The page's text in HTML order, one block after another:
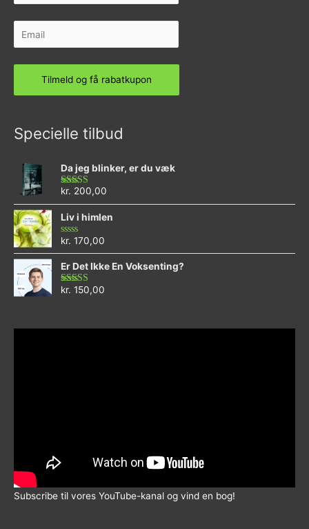
Specielle tilbud
Da jeg blinker, er du væk
Vurderet
4.73ud af 5
kr. 200,00
Liv i himlen
Vurderet
0
ud
af
5
kr. 170,00
Er Det Ikke En Voksenting?
Vurderet
kr. 150,00
Subscribe til vores YouTube-kanal og vind en bog!